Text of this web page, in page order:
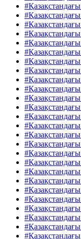
#Қазақстандағы